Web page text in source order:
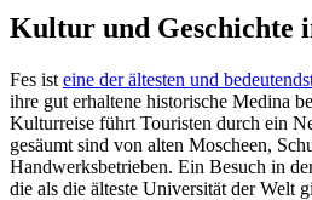
Kultur und Geschichte
Fes ist eine der ältesten und
ihre gut erhaltene historische Medina
Kulturreise führt Touristen durch ein
gesäumt sind von alten Moscheen,
Handwerksbetrieben. Ein Besuch in
die als die älteste Universität der Welt